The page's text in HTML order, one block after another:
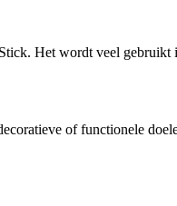
Het wordt veel
of functionele